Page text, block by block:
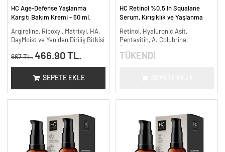
HC Age-Defense Yaşlanma
Karşıtı Bakım Kremi - 50 ml.
Argireline, Riboxyl, Matrixyl, HA,
DayMoist ve Yeniden Diriliş Bitkisi
667 TL. 466.90 TL.
SEPETE EKLE
HC Retinol %0.5 In Squalane
Serum, Kırışıklık ve Yaşlanma
Retinol, Hyaluronic Asit,
Pentavitin, A. Colubrina,
Bisabolol
TÜKENDİ